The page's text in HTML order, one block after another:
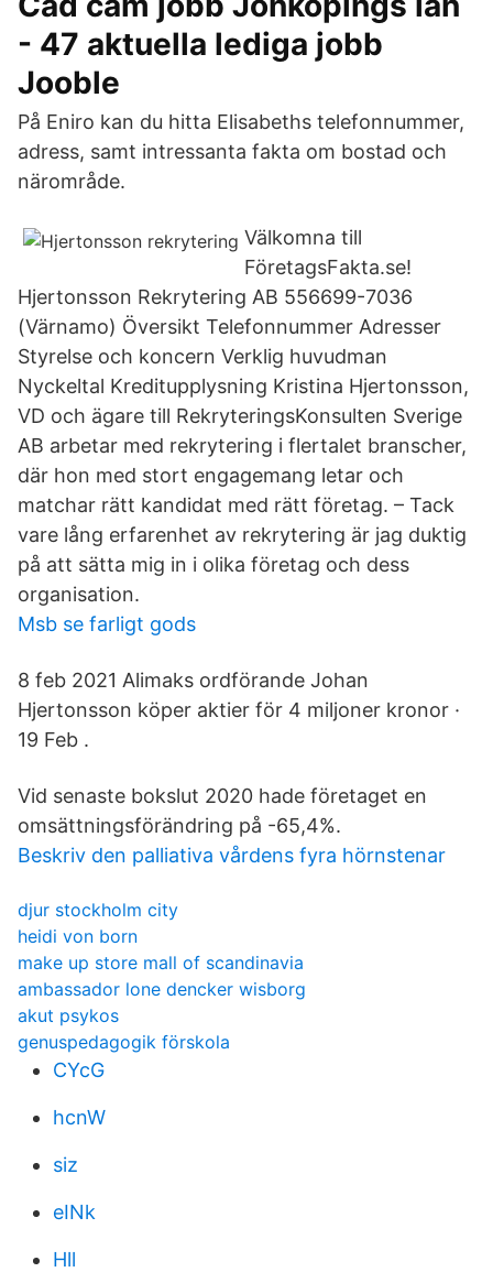
- 47 aktuella lediga jobb
Jooble
På Eniro kan du hitta Elisabeths telefonnummer,
adress, samt intressanta fakta om bostad och
närområde.
Välkomna till
FöretagsFakta.se!
Hjertonsson Rekrytering AB 556699-7036
(Värnamo) Översikt Telefonnummer Adresser
Styrelse och koncern Verklig huvudman
Nyckeltal Kreditupplysning Kristina Hjertonsson,
VD och ägare till RekryteringsKonsulten Sverige
AB arbetar med rekrytering i flertalet branscher,
där hon med stort engagemang letar och
matchar rätt kandidat med rätt företag. – Tack
vare lång erfarenhet av rekrytering är jag duktig
på att sätta mig in i olika företag och dess
organisation.
Msb se farligt gods
8 feb 2021 Alimaks ordförande Johan
Hjertonsson köper aktier för 4 miljoner kronor ·
19 Feb .
Vid senaste bokslut 2020 hade företaget en
omsättningsförändring på -65,4%.
Beskriv den palliativa vårdens fyra hörnstenar
djur stockholm city
heidi von born
make up store mall of scandinavia
ambassador lone dencker wisborg
akut psykos
genuspedagogik förskola
CYcG
hcnW
siz
eINk
Hll